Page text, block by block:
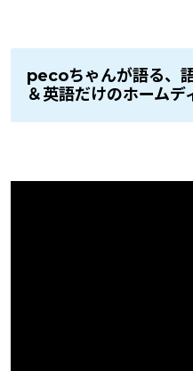
pecoちゃんが語る、
＆英語だけのホームデ